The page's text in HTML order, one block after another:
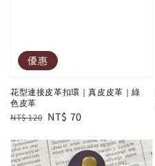
優惠
花型連接皮革扣環｜真皮皮革｜綠
色皮革
Regular
NT$ 120 Sale
NT$ 70